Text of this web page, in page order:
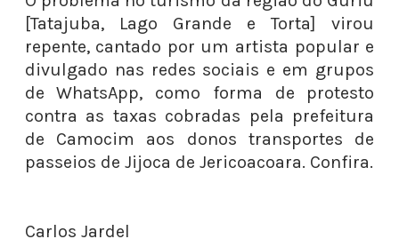
[Tatajuba, Lago Grande e Torta] virou
repente, cantado por um artista popular e
divulgado nas redes sociais e em grupos
de WhatsApp, como forma de protesto
contra as taxas cobradas pela prefeitura
de Camocim aos donos transportes de
passeios de Jijoca de Jericoacoara. Confira.
Carlos Jardel